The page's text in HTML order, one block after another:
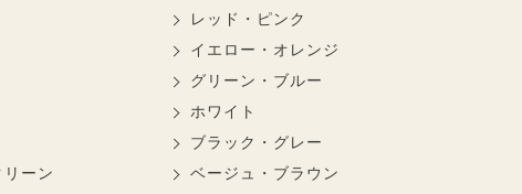
ーン
レッド・ピンク
イエロー・オレンジ
グリーン・ブルー
ホワイト
ブラック・グレー
ベージュ・ブラウン